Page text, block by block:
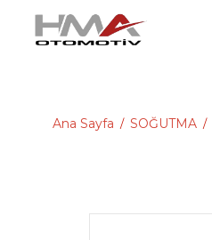
Ana Sayfa / SOĞUTMA /